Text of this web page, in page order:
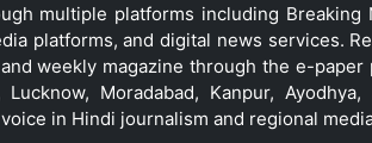
multiple platforms including Breaking
platforms, and digital news services.
weekly magazine through the e-paper
Moradabad, Kanpur, Ayodhya,
in Hindi journalism and regional